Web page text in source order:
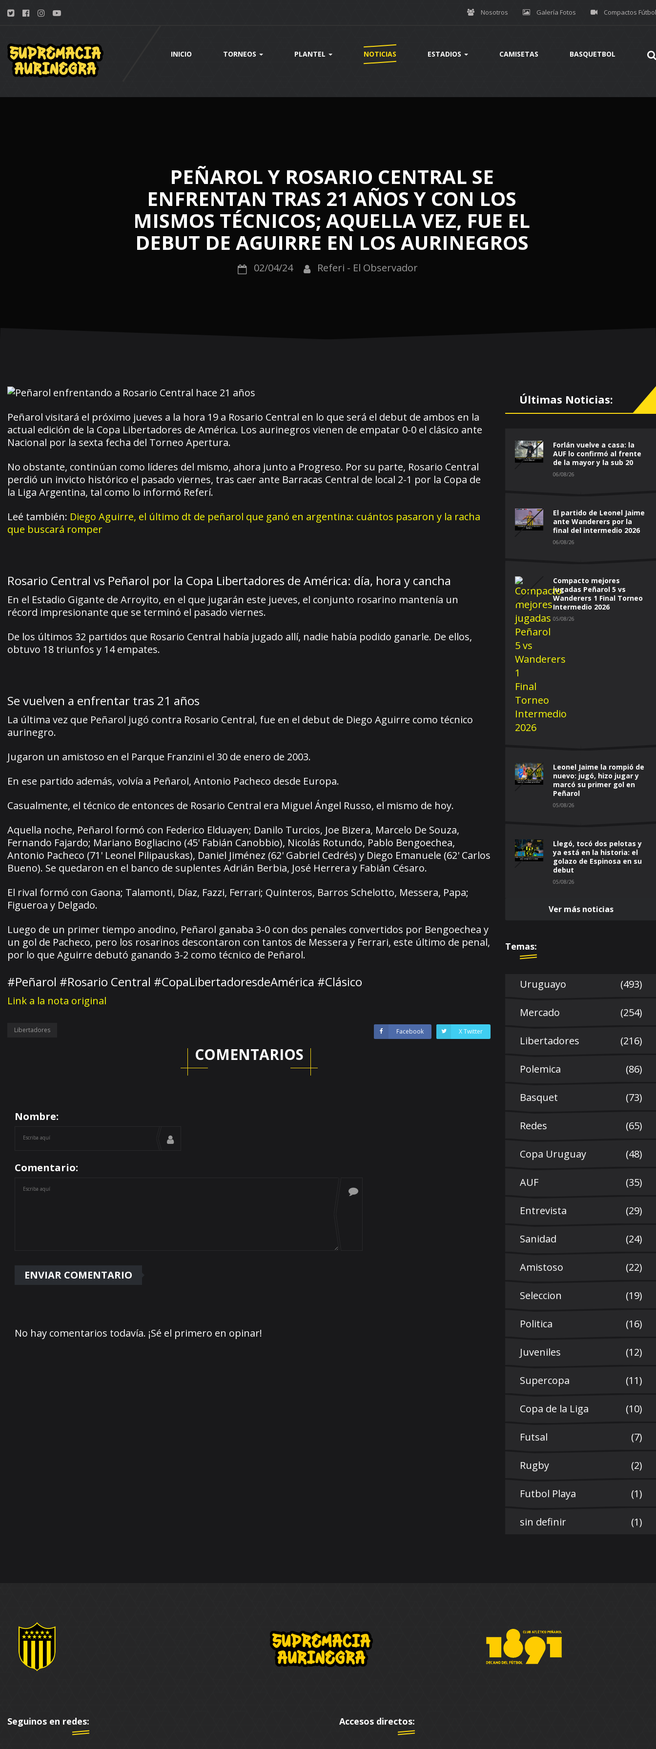
Nosotros Galería Fotos Compactos Fútbol
INICIO TORNEOS PLANTEL NOTICIAS ESTADIOS CAMISETAS BASQUETBOL
PEÑAROL Y ROSARIO CENTRAL SE
ENFRENTAN TRAS 21 AÑOS Y CON LOS
MISMOS TÉCNICOS; AQUELLA VEZ, FUE EL
DEBUT DE AGUIRRE EN LOS AURINEGROS
02/04/24 Referi - El Observador
Peñarol visitará el próximo jueves a la hora 19 a Rosario Central en lo que será el debut de ambos en la
actual edición de la Copa Libertadores de América. Los aurinegros vienen de empatar 0-0 el clásico ante
Nacional por la sexta fecha del Torneo Apertura.
No obstante, continúan como líderes del mismo, ahora junto a Progreso. Por su parte, Rosario Central
perdió un invicto histórico el pasado viernes, tras caer ante Barracas Central de local 2-1 por la Copa de
la Liga Argentina, tal como lo informó Referí.
Leé también: Diego Aguirre, el último dt de peñarol que ganó en argentina: cuántos pasaron y la racha
que buscará romper
Rosario Central vs Peñarol por la Copa Libertadores de América: día, hora y cancha
En el Estadio Gigante de Arroyito, en el que jugarán este jueves, el conjunto rosarino mantenía un
récord impresionante que se terminó el pasado viernes.
De los últimos 32 partidos que Rosario Central había jugado allí, nadie había podido ganarle. De ellos,
obtuvo 18 triunfos y 14 empates.
Se vuelven a enfrentar tras 21 años
La última vez que Peñarol jugó contra Rosario Central, fue en el debut de Diego Aguirre como técnico
aurinegro.
Jugaron un amistoso en el Parque Franzini el 30 de enero de 2003.
En ese partido además, volvía a Peñarol, Antonio Pacheco desde Europa.
Casualmente, el técnico de entonces de Rosario Central era Miguel Ángel Russo, el mismo de hoy.
Aquella noche, Peñarol formó con Federico Elduayen; Danilo Turcios, Joe Bizera, Marcelo De Souza,
Fernando Fajardo; Mariano Bogliacino (45' Fabián Canobbio), Nicolás Rotundo, Pablo Bengoechea,
Antonio Pacheco (71' Leonel Pilipauskas), Daniel Jiménez (62' Gabriel Cedrés) y Diego Emanuele (62' Carlos
Bueno). Se quedaron en el banco de suplentes Adrián Berbia, José Herrera y Fabián Césaro.
El rival formó con Gaona; Talamonti, Díaz, Fazzi, Ferrari; Quinteros, Barros Schelotto, Messera, Papa;
Figueroa y Delgado.
Luego de un primer tiempo anodino, Peñarol ganaba 3-0 con dos penales convertidos por Bengoechea y
un gol de Pacheco, pero los rosarinos descontaron con tantos de Messera y Ferrari, este último de penal,
por lo que Aguirre debutó ganando 3-2 como técnico de Peñarol.
#Peñarol #Rosario Central #CopaLibertadoresdeAmérica #Clásico
Link a la nota original
Libertadores Facebook X Twitter
COMENTARIOS
Nombre:
Comentario:
No hay comentarios todavía. ¡Sé el primero en opinar!
Últimas Noticias:
Forlán vuelve a casa: la
AUF lo confirmó al frente
de la mayor y la sub 20
06/08/26
El partido de Leonel Jaime
ante Wanderers por la
final del intermedio 2026
06/08/26
Compacto mejores
jugadas Peñarol 5 vs
Wanderers 1 Final Torneo
Intermedio 2026
05/08/26
Leonel Jaime la rompió de
nuevo: jugó, hizo jugar y
marcó su primer gol en
Peñarol
05/08/26
Llegó, tocó dos pelotas y
ya está en la historia: el
golazo de Espinosa en su
debut
05/08/26
Ver más noticias
Temas:
Uruguayo (493)
Mercado (254)
Libertadores (216)
Polemica (86)
Basquet (73)
Redes (65)
Copa Uruguay (48)
AUF (35)
Entrevista (29)
Sanidad (24)
Amistoso (22)
Seleccion (19)
Politica (16)
Juveniles (12)
Supercopa (11)
Copa de la Liga (10)
Futsal (7)
Rugby (2)
Futbol Playa (1)
sin definir (1)
Seguinos en redes: Accesos directos: